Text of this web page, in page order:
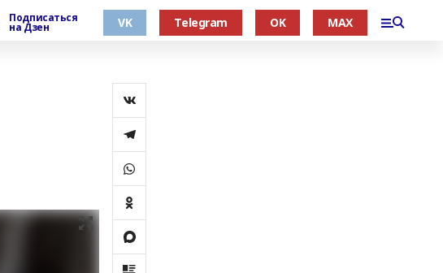
Подписаться
на Дзен VK Telegram OK MAX